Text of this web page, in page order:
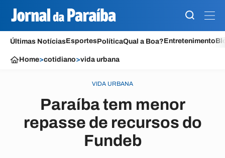
Últimas NotíciasEsportesPolíticaQual a Boa?Entretenimento
Home>cotidiano>vida urbana
VIDA URBANA
Paraíba tem menor
repasse de recursos do
Fundeb